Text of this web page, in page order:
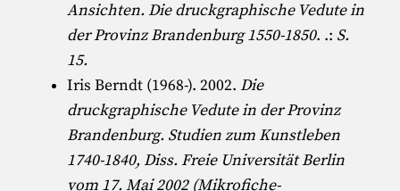
Ansichten. Die druckgraphische Vedute in
der Provinz Brandenburg 1550-1850. .: S.
15.
Iris Berndt (1968-). 2002. Die
druckgraphische Vedute in der Provinz
Brandenburg. Studien zum Kunstleben
1740-1840, Diss. Freie Universität Berlin
vom 17. Mai 2002 (Mikrofiche-